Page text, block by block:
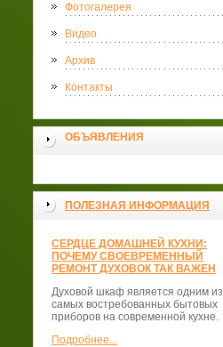
Фотогалерея
Видео
Архив
Контакты
ОБЪЯВЛЕНИЯ
ПОЛЕЗНАЯ ИНФОРМАЦИЯ
СЕРДЦЕ ДОМАШНЕЙ КУХНИ:
ПОЧЕМУ СВОЕВРЕМЕННЫЙ
РЕМОНТ ДУХОВОК ТАК ВАЖЕН
Духовой шкаф является одним из
самых востребованных бытовых
приборов на современной кухне.
Подробнее...